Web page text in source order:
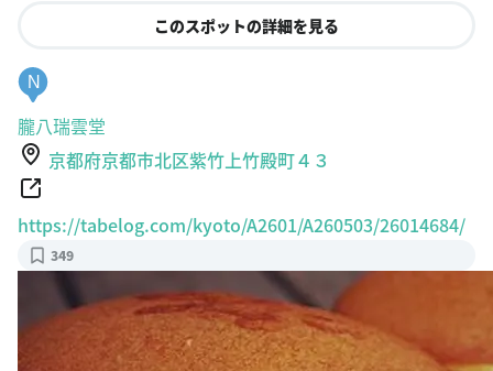
このスポットの詳細を見る
N
朧八瑞雲堂
京都府京都市北区紫竹上竹殿町４３
https://tabelog.com/kyoto/A2601/A260503/26014684/
349